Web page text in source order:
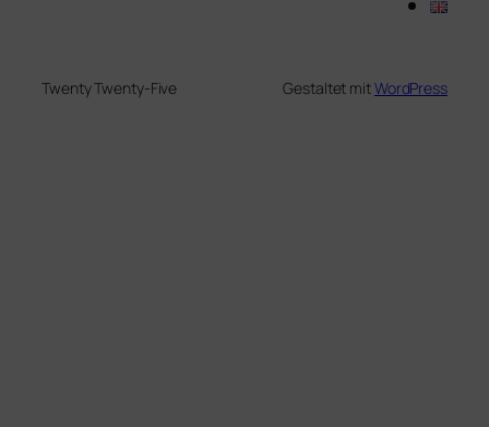
Twenty Twenty-Five Gestaltet mitWordPress